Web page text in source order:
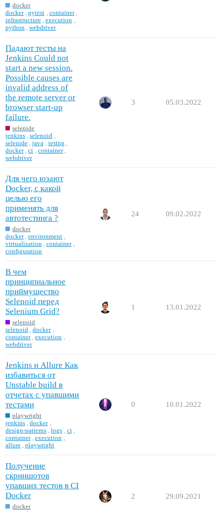
docker
docker ,pytest container
infrastructure ,execution
python
,webdriver
Падают тесты на
Jenkins Could not
start a new session.
Possible causes are
invalid address of
the remote server or
browser start-up
failure.
selenide
jenkins ,selenoid
selenide ,java testng
docker ,ci container
webdriver
3 05.03.2022
Для чего юзают
Docker, с какой
целью его
применять для
автотестинга ?
docker
docker ,environment
virtualization
,container
configuration
24 09.02.2022
В чем
принципиальное
приймущество
Selenoid перед
Selenium Grid?
selenoid
selenoid
,docker
container ,execution
webdriver
1 13.01.2022
Jenkins и Allure Как
избавиться от
Unstable build в
отчетах с упавшими
тестами
playwright
jenkins ,docker
design-patterns ,logs ci
container ,execution
allure ,playwright
0 10.01.2022
Получение
скриншотов
упавших тестов в CI
Docker
docker
2 29.09.2021